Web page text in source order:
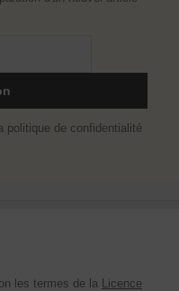
politique de confidentialité
les termes de la
Licence